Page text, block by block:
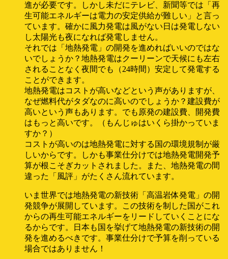
進が必要です。しかし未だにテレビ、新聞等では「再
生可能エネルギーは電力の安定供給が難しい」と言っ
ています。確かに風力発電は風がない日は発電しない
し太陽光も夜になれば発電しません。
それでは「地熱発電」の開発を進めればいいのではな
いでしょうか？地熱発電はクーリーンで天候にも左右
されることなく夜間でも（24時間）安定して発電する
ことができます。
地熱発電はコストが高いなどという声がありますが、
なぜ燃料代がタダなのに高いのでしょうか？建設費が
高いという声もあります。でも原発の建設費、開発費
はもっと高いです。（もんじゅはいくら掛かっていま
すか？）
コストが高いのは地熱発電に対する国の環境規制が厳
しいからです。しかも事業仕分けでは地熱発電開発予
算が根こそぎカットされました。また、地熱発電の間
違った「風評」がたくさん流れています。
いま世界では地熱発電の新技術「高温岩体発電」の開
発競争が展開しています。この技術を制した国がこれ
からの再生可能エネルギーをリードしていくことにな
るからです。日本も国を挙げて地熱発電の新技術の開
発を進めるべきです。事業仕分けで予算を削っている
場合ではありません！